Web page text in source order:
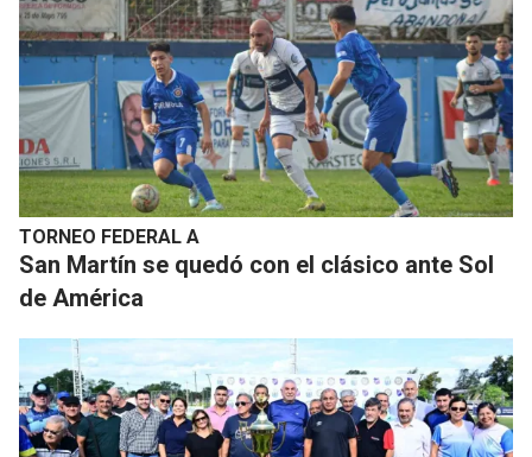
TORNEO FEDERAL A
San Martín se quedó con el clásico ante Sol
de América